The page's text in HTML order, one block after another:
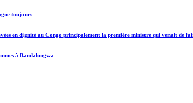
toujours
en dignité au Congo principalement la première ministre qui venait de
à Bandalungwa